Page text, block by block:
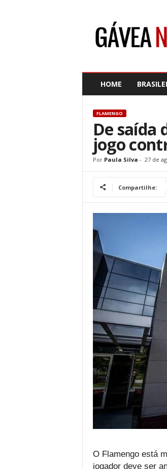
HOME
FLAMENGO
De saída
jogo
Por Paula Silva - 27 de
Compartilhe:
O Flamengo está
jogador deve ser